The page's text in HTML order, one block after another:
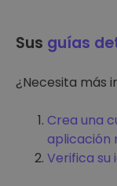
Sus guías
¿Necesita más
Crea una
aplicación
Verifica su